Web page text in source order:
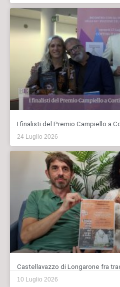
I finalisti del Premio Campiello a
24 Luglio 2026
Castellavazzo di Longarone fra
10 Luglio 2026